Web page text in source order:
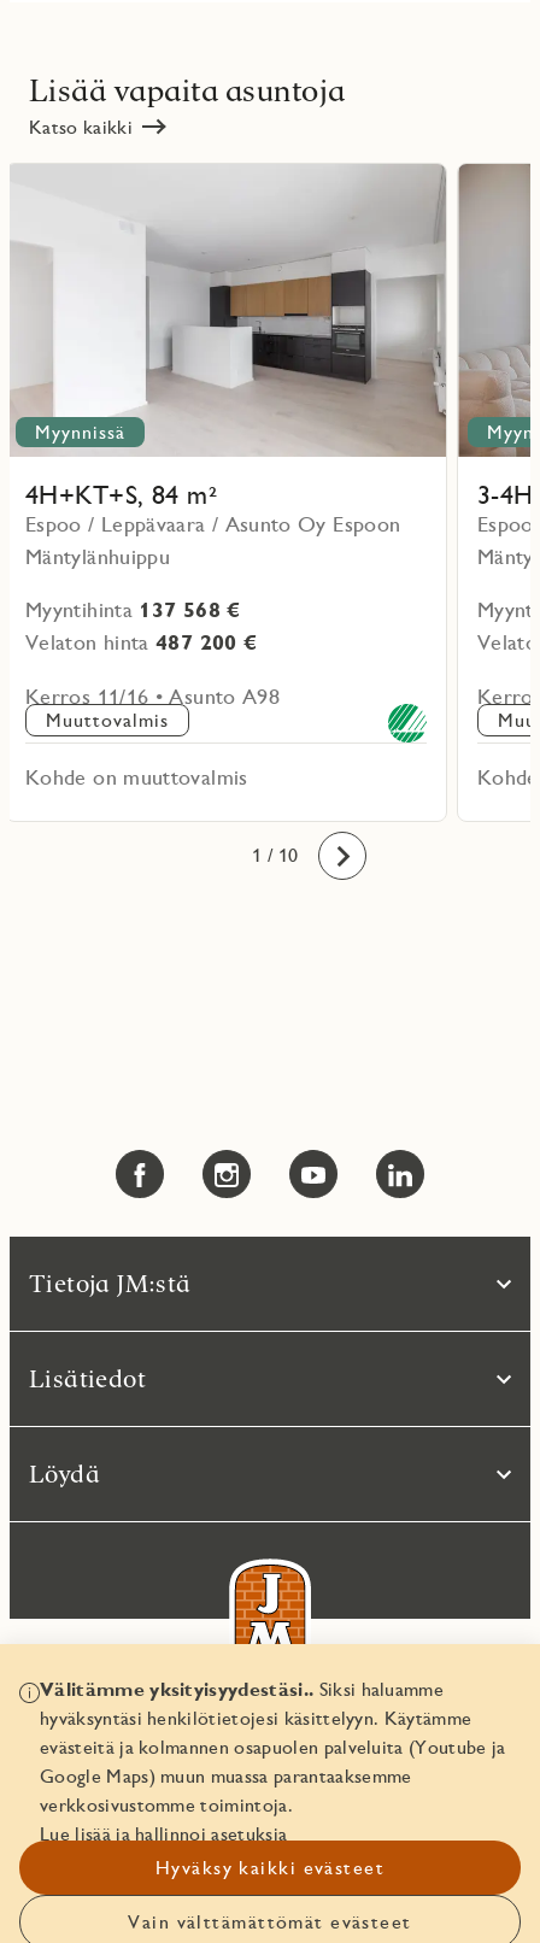
Ota yhteyttä!
Lisää vapaita asuntoja
Katso kaikki
Myynnissä
4H+KT+S, 84 m²
Espoo / Leppävaara / Asunto Oy Espoon
Mäntylänhuippu
Myyntihinta 137 568 €
Velaton hinta487 200 €
Kerros 11/16 • Asunto A98
Muuttovalmis
Kohde on muuttovalmis
3-
Lue
1
2
3
4
5
6
7
8
9
10 / 10 Eteenpäin
Välitämme yksityisyydestäsi.. Siksi haluamme
hyväksyntäsi henkilötietojesi käsittelyyn. Käytämme
evästeitä ja kolmannen osapuolen palveluita (Youtube ja
Google Maps) muun muassa parantaaksemme
verkkosivustomme toimintoja.
Lue lisää ja hallinnoi asetuksia
Hyväksy kaikki evästeet
Vain välttämättömät evästeet
Tietoja JM:stä
Lisätiedot
Löydä
© JM Suomi OY 2026
Yritystunnus 1974161-8